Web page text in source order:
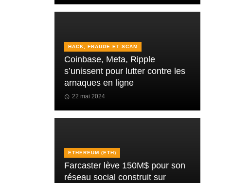
HACK, FRAUDE ET SCAM
Coinbase, Meta, Ripple
s’unissent pour lutter contre les
arnaques en ligne
22 mai 2024
ETHEREUM (ETH)
Farcaster lève 150M$ pour son
réseau social construit sur